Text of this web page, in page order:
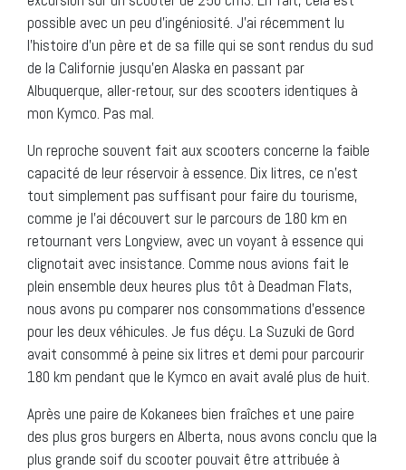
possible avec un peu d’ingéniosité. J’ai récemment lu
l’histoire d’un père et de sa fille qui se sont rendus du sud
de la Californie jusqu’en Alaska en passant par
Albuquerque, aller-retour, sur des scooters identiques à
mon Kymco. Pas mal.
Un reproche souvent fait aux scooters concerne la faible
capacité de leur réservoir à essence. Dix litres, ce n’est
tout simplement pas suffisant pour faire du tourisme,
comme je l’ai découvert sur le parcours de 180 km en
retournant vers Longview, avec un voyant à essence qui
clignotait avec insistance. Comme nous avions fait le
plein ensemble deux heures plus tôt à Deadman Flats,
nous avons pu comparer nos consommations d’essence
pour les deux véhicules. Je fus déçu. La Suzuki de Gord
avait consommé à peine six litres et demi pour parcourir
180 km pendant que le Kymco en avait avalé plus de huit.
Après une paire de Kokanees bien fraîches et une paire
des plus gros burgers en Alberta, nous avons conclu que la
plus grande soif du scooter pouvait être attribuée à